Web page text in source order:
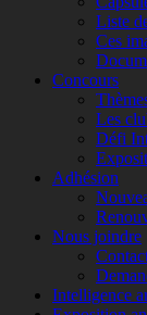
Liste
Ces
Concours
Les
Défi
Adhésion
Nous joindre
Intelligence